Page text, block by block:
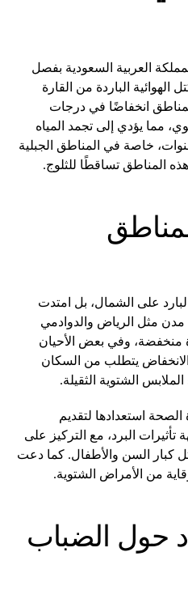
العربية السعودية بفصل
الهوائية الباردة من القارة
انخفاضًا في درجات
مما يؤدي إلى تجمد المياه
خاصة في المناطق الجبلية
المناطق تساقطًا للثلوج.
على الشمال، بل امتدت
مثل الرياض والدوادمي
منخفضة، وفي بعض الأحيان
يتطلب من السكان
الشتوية الثقيلة.
استعدادها لتقديم
تأثيرات البرد، مع التركيز على
كبار السن والأطفال. كما دعت
من الأمراض الشتوية.
حول الضباب